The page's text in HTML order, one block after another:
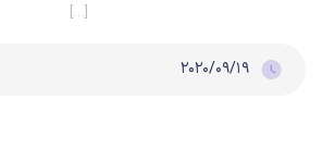
[…]
۲۰۲۰/۰۹/۱۹